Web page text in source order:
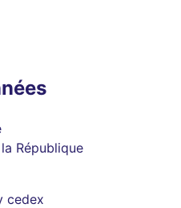
République
cedex